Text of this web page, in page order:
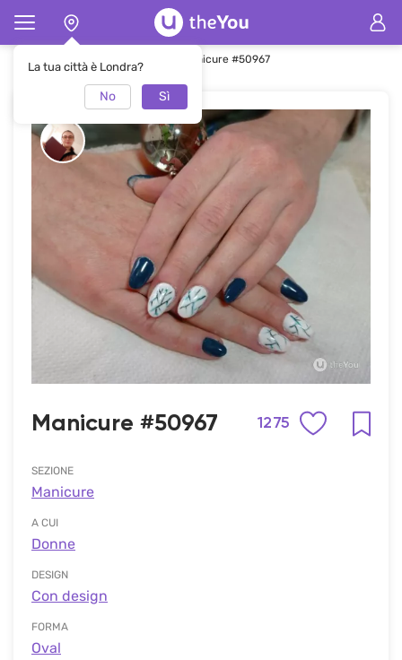
La tua città è Londra?
No Sì
Pagina principale Manicure Manicure #50967
Manicure #50967 1275
SEZIONE
Manicure
A CUI
Donne
DESIGN
Con design
FORMA
Oval